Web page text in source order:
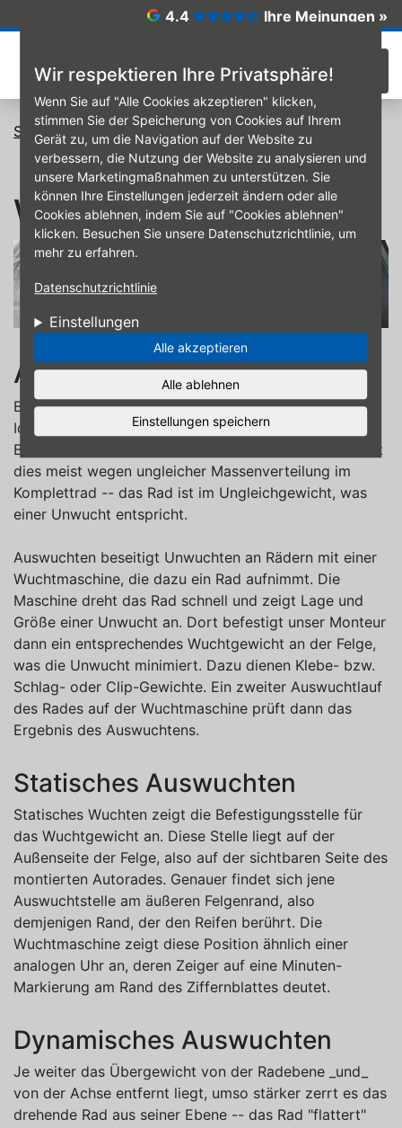
Wir respektieren Ihre Privatsphäre!
Wenn Sie auf "Alle Cookies akzeptieren" klicken,
stimmen Sie der Speicherung von Cookies auf Ihrem
Gerät zu, um die Navigation auf der Website zu
verbessern, die Nutzung der Website zu analysieren und
unsere Marketingmaßnahmen zu unterstützen. Sie
können Ihre Einstellungen jederzeit ändern oder alle
Cookies ablehnen, indem Sie auf "Cookies ablehnen"
klicken. Besuchen Sie unsere Datenschutzrichtlinie, um
mehr zu erfahren.
Datenschutzrichtlinie
Einstellungen
Alle akzeptieren
Alle ablehnen
Einstellungen speichern
4.4 Ihre Meinungen »
Startseite Wuchten
Wuchten
Auswuchten von Reifen
Balancieren Sie ein Autorad auf der Nabe, liegt es im
Idealfall horizontal -- ebenso steht es vertikal beim
Balancieren auf der Reifenmitte. In der Praxis scheitert
dies meist wegen ungleicher Massenverteilung im
Komplettrad -- das Rad ist im Ungleichgewicht, was
einer Unwucht entspricht.
Auswuchten beseitigt Unwuchten an Rädern mit einer
Wuchtmaschine, die dazu ein Rad aufnimmt. Die
Maschine dreht das Rad schnell und zeigt Lage und
Größe einer Unwucht an. Dort befestigt unser Monteur
dann ein entsprechendes Wuchtgewicht an der Felge,
was die Unwucht minimiert. Dazu dienen Klebe- bzw.
Schlag- oder Clip-Gewichte. Ein zweiter Auswuchtlauf
des Rades auf der Wuchtmaschine prüft dann das
Ergebnis des Auswuchtens.
Statisches Auswuchten
Statisches Wuchten zeigt die Befestigungsstelle für
das Wuchtgewicht an. Diese Stelle liegt auf der
Außenseite der Felge, also auf der sichtbaren Seite des
montierten Autorades. Genauer findet sich jene
Auswuchtstelle am äußeren Felgenrand, also
demjenigen Rand, der den Reifen berührt. Die
Wuchtmaschine zeigt diese Position ähnlich einer
analogen Uhr an, deren Zeiger auf eine Minuten-
Markierung am Rand des Ziffernblattes deutet.
Dynamisches Auswuchten
Je weiter das Übergewicht von der Radebene _und_
von der Achse entfernt liegt, umso stärker zerrt es das
drehende Rad aus seiner Ebene -- das Rad "flattert"